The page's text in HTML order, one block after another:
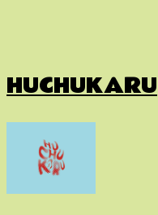
HUCHUKARU